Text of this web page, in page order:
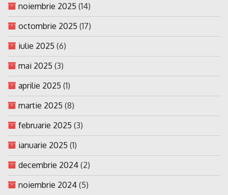
noiembrie 2025 (14)
octombrie 2025 (17)
iulie 2025 (6)
mai 2025 (3)
aprilie 2025 (1)
martie 2025 (8)
februarie 2025 (3)
ianuarie 2025 (1)
decembrie 2024 (2)
noiembrie 2024 (5)